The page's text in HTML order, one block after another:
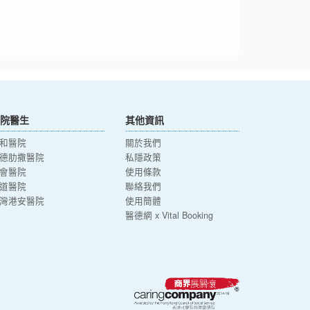
醫生
醫院
肋撒醫院
醫院
醫院
港安醫院
其他資訊
關於我們
私隱政策
使用條款
聯絡我們
使用簡體
醫德網 x Vital Booking